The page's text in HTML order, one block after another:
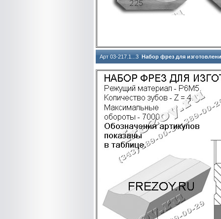
Арт 03-217.1...3 Набор фрез для